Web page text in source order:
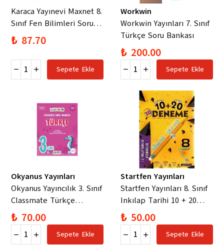
Karaca Yayınevi Maxnet 8.
Sınıf Fen Bilimleri Soru
Kitabı
₺ 87.70
Sepete Ekle
Workwin
Workwin Yayınları 7. Sınıf
Türkçe Soru Bankası
₺ 200.00
Sepete Ekle
Okyanus Yayınları
Okyanus Yayıncılık 3. Sınıf
Classmate Türkçe
Etkinlikli Soru Bankası
₺ 70.00
Sepete Ekle
Startfen Yayınları
Startfen Yayınları 8. Sınıf
Inkılap Tarihi 10 + 20
Elmas Serisi Deneme
₺ 50.00
Sepete Ekle